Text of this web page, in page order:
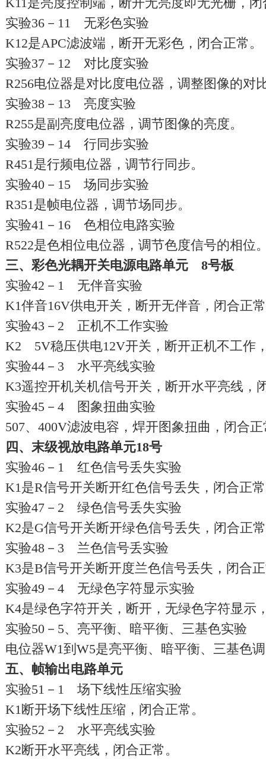
K11是亮度控制端，断开无亮度即无光栅，
实验36－11 无彩色实验
K12是APC滤波端，断开无彩色，闭合正常。
实验37－12 对比度实验
R256电位器是对比度电位器，调整图像的对
实验38－13 亮度实验
R255是副亮度电位器，调节图像的亮度。
实验39－14 行同步实验
R451是行频电位器，调节行同步。
实验40－15 场同步实验
R351是帧电位器，调节场同步。
实验41－16 色相位电路实验
R522是色相位电位器，调节色度信号的相位
三、彩色光耦开关电源电路单元 8号板
实验42－1 无伴音实验
K1伴音16V供电开关，断开无伴音，闭合正
实验43－2 正机不工作实验
K2 5V稳压供电12V开关，断开正机不工作
实验44－3 水平亮线实验
K3遥控开机关机信号开关，断开水平亮线，
实验45－4 图象扭曲实验
507、400V滤波电容，焊开图象扭曲，闭合
四、末级视放电路单元18号
实验46－1 红色信号丢失实验
K1是R信号开关断开红色信号丢失，闭合正
实验47－2 绿色信号丢失实验
K2是G信号开关断开绿色信号丢失，闭合正
实验48－3 兰色信号丢实验
K3是B信号开关断开度兰色信号丢失，闭合
实验49－4 无绿色字符显示实验
K4是绿色字符开关，断开，无绿色字符显示
实验50－5、亮平衡、暗平衡、三基色实验
电位器W1到W5是亮平衡、暗平衡、三基色
五、帧输出电路单元
实验51－1 场下线性压缩实验
K1断开场下线性压缩，闭合正常。
实验52－2 水平亮线实验
K2断开水平亮线，闭合正常。